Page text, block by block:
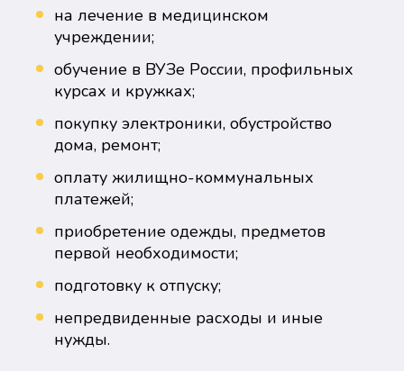
на лечение в медицинском
учреждении;
обучение в ВУЗе России, профильных
курсах и кружках;
покупку электроники, обустройство
дома, ремонт;
оплату жилищно-коммунальных
платежей;
приобретение одежды, предметов
первой необходимости;
подготовку к отпуску;
непредвиденные расходы и иные
нужды.